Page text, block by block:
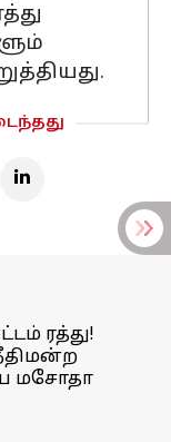
ரத்து!
மசோதா